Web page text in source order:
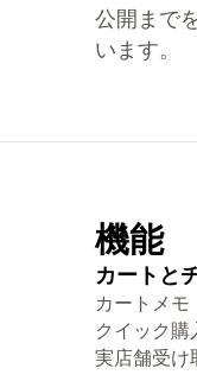
公開まで
います。
機能
カートと
カートメモ
クイック購
実店舗受け